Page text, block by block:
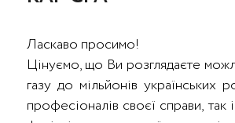
Біометан
КГУ
ОСОБИСТИЙ КАБІНЕТ
Ласкаво просимо!
Цінуємо, що Ви розглядаєте
газу до мільйонів українських
професіоналів своєї справи,